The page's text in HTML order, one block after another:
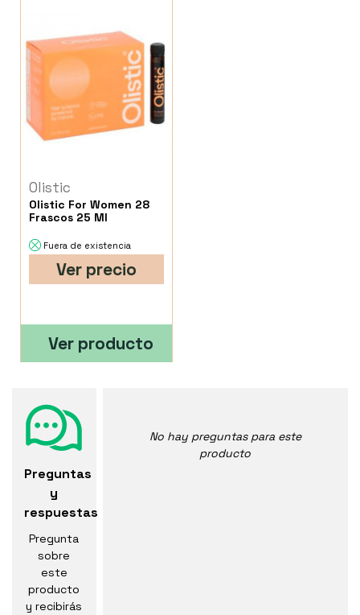
Olistic
Olistic For Women 28
Frascos 25 Ml
Fuera de existencia
Ver precio
Ver producto
Preguntas
y
respuestas
Pregunta
sobre
este
producto
y recibirás
No hay preguntas para este
producto